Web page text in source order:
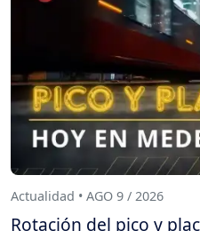
Actualidad • AGO 9 / 2026
Rotación del pico y